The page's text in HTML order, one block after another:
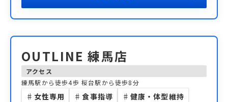
OUTLINE 練馬店
アクセス
練馬駅から徒歩4歩 桜台駅から徒歩8分
♯ 女性専用 ♯ 食事指導 ♯ 健康・体型維持